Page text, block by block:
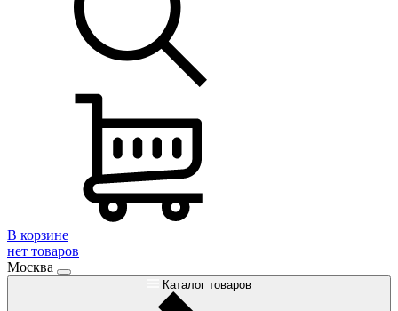
В корзине
нет товаров
Москва
Каталог товаров